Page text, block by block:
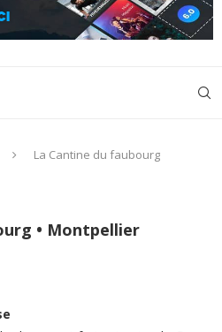
La Cantine du faubourg
• Montpellier